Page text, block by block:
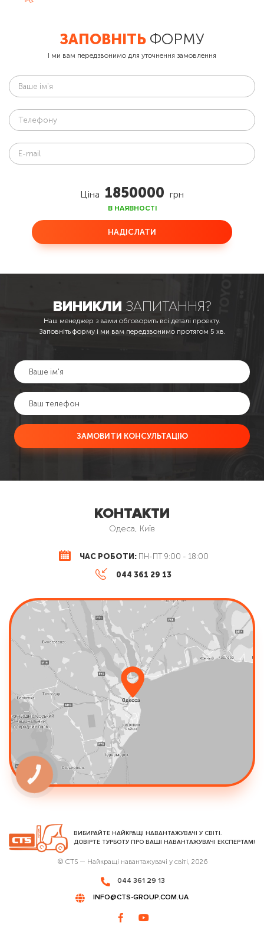
ЗАПОВНІТЬ ФОРМУ
І ми вам передзвонимо для уточнення замовлення
Ціна 1850000 грн
В НАЯВНОСТІ
НАДІСЛАТИ
ВИНИКЛИ ЗАПИТАННЯ?
Наш менеджер з вами обговорить всі деталі проекту.
Заповніть форму і ми вам передзвонимо протягом 5 хв.
ЗАМОВИТИ КОНСУЛЬТАЦІЮ
КОНТАКТИ
Одеса, Київ
ЧАС РОБОТИ: ПН-ПТ 9:00 - 18:00
044 361 29 13
ВИБИРАЙТЕ НАЙКРАЩІ НАВАНТАЖУВАЧІ У СВІТІ.
ДОВІРТЕ ТУРБОТУ ПРО ВАШІ НАВАНТАЖУВАЧІ ЕКСПЕРТАМ!
© CTS — Найкращі навантажувачі у світі, 2026
044 361 29 13
INFO@CTS-GROUP.COM.UA
КНОПКА
ЗВ'ЯЗКУ